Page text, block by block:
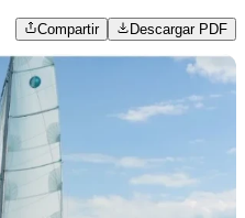
Compartir Descargar PDF